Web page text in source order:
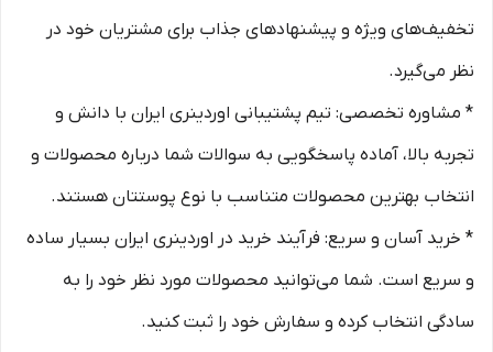
تخفیف‌های ویژه و پیشنهادهای جذاب برای مشتریان خود در
نظر می‌گیرد.
* مشاوره تخصصی: تیم پشتیبانی اوردینری ایران با دانش و
تجربه بالا، آماده پاسخگویی به سوالات شما درباره محصولات و
انتخاب بهترین محصولات متناسب با نوع پوستتان هستند.
* خرید آسان و سریع: فرآیند خرید در اوردینری ایران بسیار ساده
و سریع است. شما می‌توانید محصولات مورد نظر خود را به
سادگی انتخاب کرده و سفارش خود را ثبت کنید.